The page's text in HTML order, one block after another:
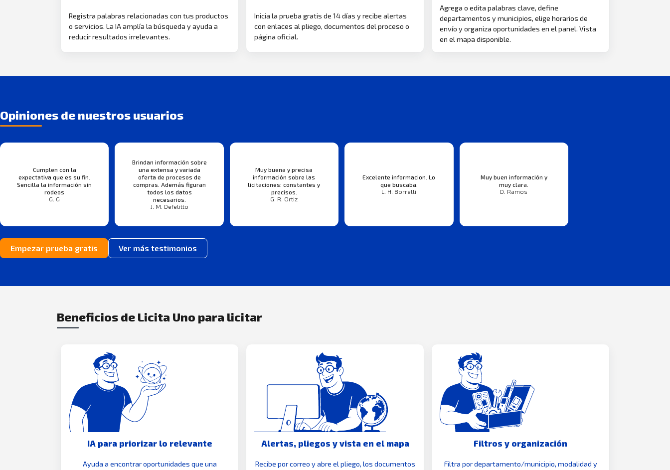
Registra palabras relacionadas con tus productos
o servicios. La IA amplía la búsqueda y ayuda a
reducir resultados irrelevantes.
Inicia la prueba gratis de 14 días y recibe alertas
con enlaces al pliego, documentos del proceso o
página oficial.
Agrega o edita palabras clave, define
departamentos y municipios, elige horarios de
envío y organiza oportunidades en el panel. Vista
en el mapa disponible.
Opiniones de nuestros usuarios
Cumplen con la
expectativa que es su fin.
Sencilla la información sin
rodeos
G. G
Brindan información sobre
una extensa y variada
oferta de procesos de
compras. Además figuran
todos los datos
necesarios.
J. M. Defelitto
Muy buena y precisa
información sobre las
licitaciones: constantes y
precisos.
G. R. Ortiz
Excelente informacion. Lo
que buscaba.
L. H. Borrelli
Muy buen información y
muy clara.
D. Ramos
Empezar prueba gratis Ver más testimonios
Beneficios de Licita Uno para licitar
IA para priorizar lo relevante
Ayuda a encontrar oportunidades que una
Alertas, pliegos y vista en el mapa
Recibe por correo y abre el pliego, los documentos
Filtros y organización
Filtra por departamento/municipio, modalidad y